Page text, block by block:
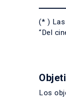
(* ) Las
“Del
Los